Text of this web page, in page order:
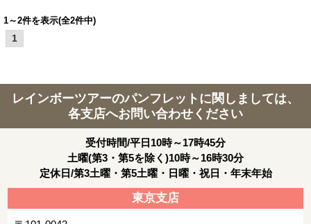
1～2件を表示(全2件中)
1
レインボーツアーのパンフレットに関しましては、
各支店へお問い合わせください
受付時間/平日10時～17時45分
土曜(第3・第5を除く)10時～16時30分
定休日/第3土曜・第5土曜・日曜・祝日・年末年始
東京支店